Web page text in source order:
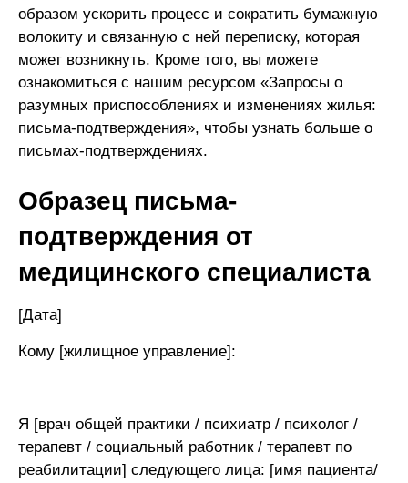
образом ускорить процесс и сократить бумажную
волокиту и связанную с ней переписку, которая
может возникнуть. Кроме того, вы можете
ознакомиться с нашим ресурсом «Запросы о
разумных приспособлениях и изменениях жилья:
письма-подтверждения», чтобы узнать больше о
письмах-подтверждениях.
Образец письма-
подтверждения от
медицинского специалиста
[Дата]
Кому [жилищное управление]:
Я [врач общей практики / психиатр / психолог /
терапевт / социальный работник / терапевт по
реабилитации] следующего лица: [имя пациента/